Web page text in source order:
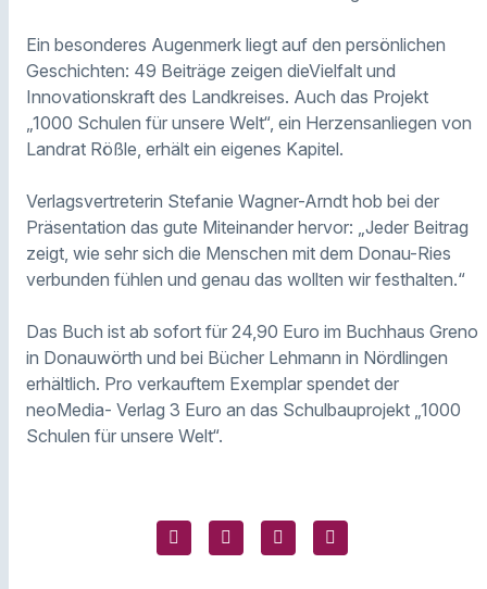
Ein besonderes Augenmerk liegt auf den persönlichen
Geschichten: 49 Beiträge zeigen dieVielfalt und
Innovationskraft des Landkreises. Auch das Projekt
„1000 Schulen für unsere Welt“, ein Herzensanliegen von
Landrat Rößle, erhält ein eigenes Kapitel.
Verlagsvertreterin Stefanie Wagner-Arndt hob bei der
Präsentation das gute Miteinander hervor: „Jeder Beitrag
zeigt, wie sehr sich die Menschen mit dem Donau-Ries
verbunden fühlen und genau das wollten wir festhalten.“
Das Buch ist ab sofort für 24,90 Euro im Buchhaus Greno
in Donauwörth und bei Bücher Lehmann in Nördlingen
erhältlich. Pro verkauftem Exemplar spendet der
neoMedia- Verlag 3 Euro an das Schulbauprojekt „1000
Schulen für unsere Welt“.